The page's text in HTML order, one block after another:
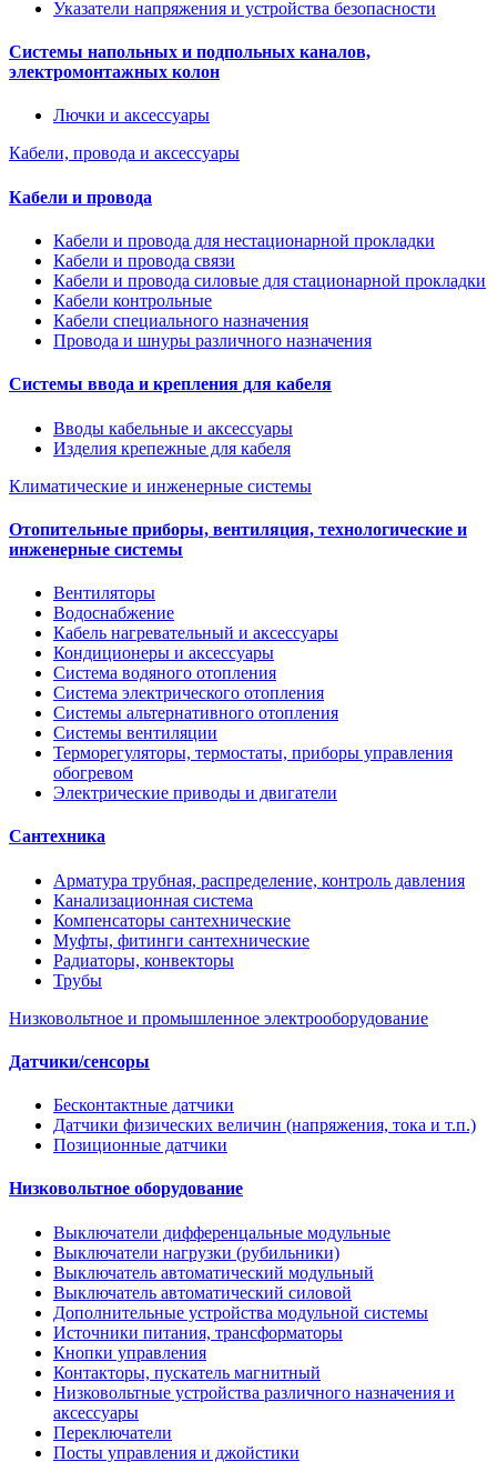
Указатели напряжения и устройства безопасности
Системы напольных и подпольных каналов,
электромонтажных колон
Лючки и аксессуары
Кабели, провода и аксессуары
Кабели и провода
Кабели и провода для нестационарной прокладки
Кабели и провода связи
Кабели и провода силовые для стационарной прокладки
Кабели контрольные
Кабели специального назначения
Провода и шнуры различного назначения
Системы ввода и крепления для кабеля
Вводы кабельные и аксессуары
Изделия крепежные для кабеля
Климатические и инженерные системы
Отопительные приборы, вентиляция, технологические и
инженерные системы
Вентиляторы
Водоснабжение
Кабель нагревательный и аксессуары
Кондиционеры и аксессуары
Система водяного отопления
Система электрического отопления
Системы альтернативного отопления
Системы вентиляции
Терморегуляторы, термостаты, приборы управления
обогревом
Электрические приводы и двигатели
Сантехника
Арматура трубная, распределение, контроль давления
Канализационная система
Компенсаторы сантехнические
Муфты, фитинги сантехнические
Радиаторы, конвекторы
Трубы
Низковольтное и промышленное электрооборудование
Датчики/сенсоры
Бесконтактные датчики
Датчики физических величин (напряжения, тока и т.п.)
Позиционные датчики
Низковольтное оборудование
Выключатели дифференцальные модульные
Выключатели нагрузки (рубильники)
Выключатель автоматический модульный
Выключатель автоматический силовой
Дополнительные устройства модульной системы
Источники питания, трансформаторы
Кнопки управления
Контакторы, пускатель магнитный
Низковольтные устройства различного назначения и
аксессуары
Переключатели
Посты управления и джойстики